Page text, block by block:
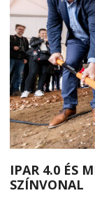
IPAR 4.0 ÉS
SZÍNVONAL